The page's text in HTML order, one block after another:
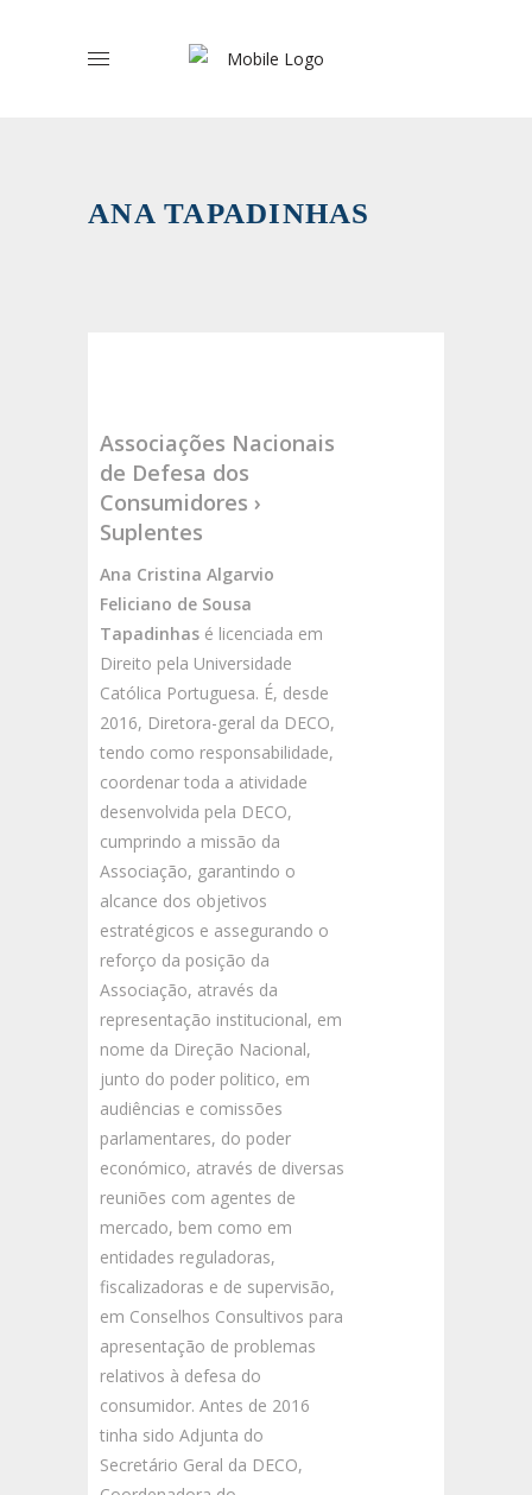
ANA TAPADINHAS
Associações Nacionais
de Defesa dos
Consumidores ›
Suplentes
Ana Cristina Algarvio
Feliciano de Sousa
Tapadinhas é licenciada em
Direito pela Universidade
Católica Portuguesa. É, desde
2016, Diretora-geral da DECO,
tendo como responsabilidade,
coordenar toda a atividade
desenvolvida pela DECO,
cumprindo a missão da
Associação, garantindo o
alcance dos objetivos
estratégicos e assegurando o
reforço da posição da
Associação, através da
representação institucional, em
nome da Direção Nacional,
junto do poder politico, em
audiências e comissões
parlamentares, do poder
económico, através de diversas
reuniões com agentes de
mercado, bem como em
entidades reguladoras,
fiscalizadoras e de supervisão,
em Conselhos Consultivos para
apresentação de problemas
relativos à defesa do
consumidor. Antes de 2016
tinha sido Adjunta do
Secretário Geral da DECO,